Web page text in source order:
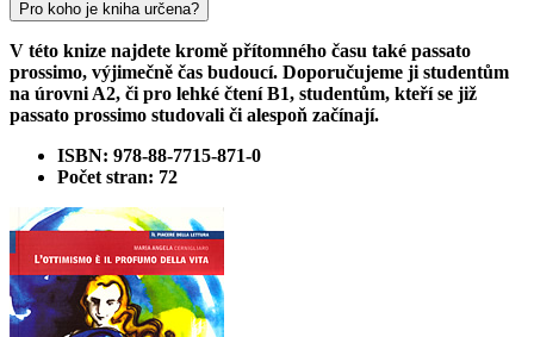
Pro koho je kniha určena?
V této knize najdete kromě přítomného času také passato
prossimo, výjimečně čas budoucí. Doporučujeme ji studentům
na úrovni A2, či pro lehké čtení B1, studentům, kteří se již
passato prossimo studovali či alespoň začínají.
ISBN: 978-88-7715-871-0
Počet stran: 72